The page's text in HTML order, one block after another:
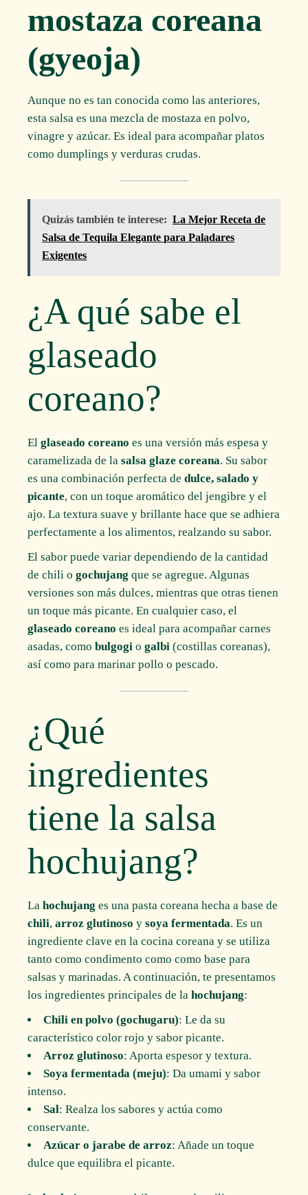
mostaza coreana
(gyeoja)
Aunque no es tan conocida como las anteriores,
esta salsa es una mezcla de mostaza en polvo,
vinagre y azúcar. Es ideal para acompañar platos
como dumplings y verduras crudas.
Quizás también te interese: La Mejor Receta de
Salsa de Tequila Elegante para Paladares
Exigentes
¿A qué sabe el
glaseado
coreano?
Elglaseado coreano es una versión más espesa y
caramelizada de lasalsa glaze coreana. Su sabor
es una combinación perfecta dedulce, salado y
picante, con un toque aromático del jengibre y el
ajo. La textura suave y brillante hace que se adhiera
perfectamente a los alimentos, realzando su sabor.
El sabor puede variar dependiendo de la cantidad
de chili ogochujang que se agregue. Algunas
versiones son más dulces, mientras que otras tienen
un toque más picante. En cualquier caso, el
glaseado coreano es ideal para acompañar carnes
asadas, comobulgogi ogalbi (costillas coreanas),
así como para marinar pollo o pescado.
¿Qué
ingredientes
tiene la salsa
hochujang?
Lahochujang es una pasta coreana hecha a base de
chili,arroz glutinoso ysoya fermentada. Es un
ingrediente clave en la cocina coreana y se utiliza
tanto como condimento como como base para
salsas y marinadas. A continuación, te presentamos
los ingredientes principales de lahochujang:
Chili en polvo (gochugaru): Le da su
característico color rojo y sabor picante.
Arroz glutinoso: Aporta espesor y textura.
Soya fermentada (meju): Da umami y sabor
intenso.
Sal: Realza los sabores y actúa como
conservante.
Azúcar o jarabe de arroz: Añade un toque
dulce que equilibra el picante.